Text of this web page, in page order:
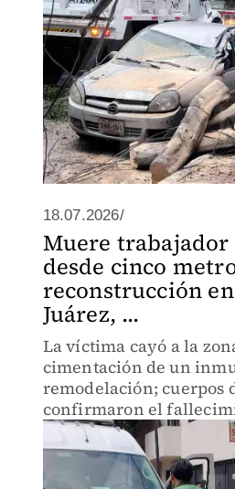
18.07.2026/
Muere trabajador
desde cinco
reconstrucción
Juárez, ...
La víctima cayó a la
cimentación de un
remodelación; cuerpos
confirmaron el
fue suspendida.